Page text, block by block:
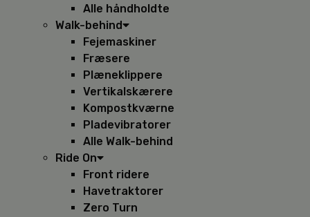
Alle håndholdte
Walk-behind
Fejemaskiner
Fræsere
Plæneklippere
Vertikalskærere
Kompostkværne
Pladevibratorer
Alle Walk-behind
Ride On
Front ridere
Havetraktorer
Zero Turn